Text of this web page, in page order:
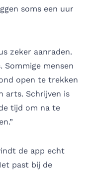
soms een uur
zeker aanraden.
Sommige mensen
open te trekken
arts. Schrijven is
tijd om na te
de app echt
past bij de